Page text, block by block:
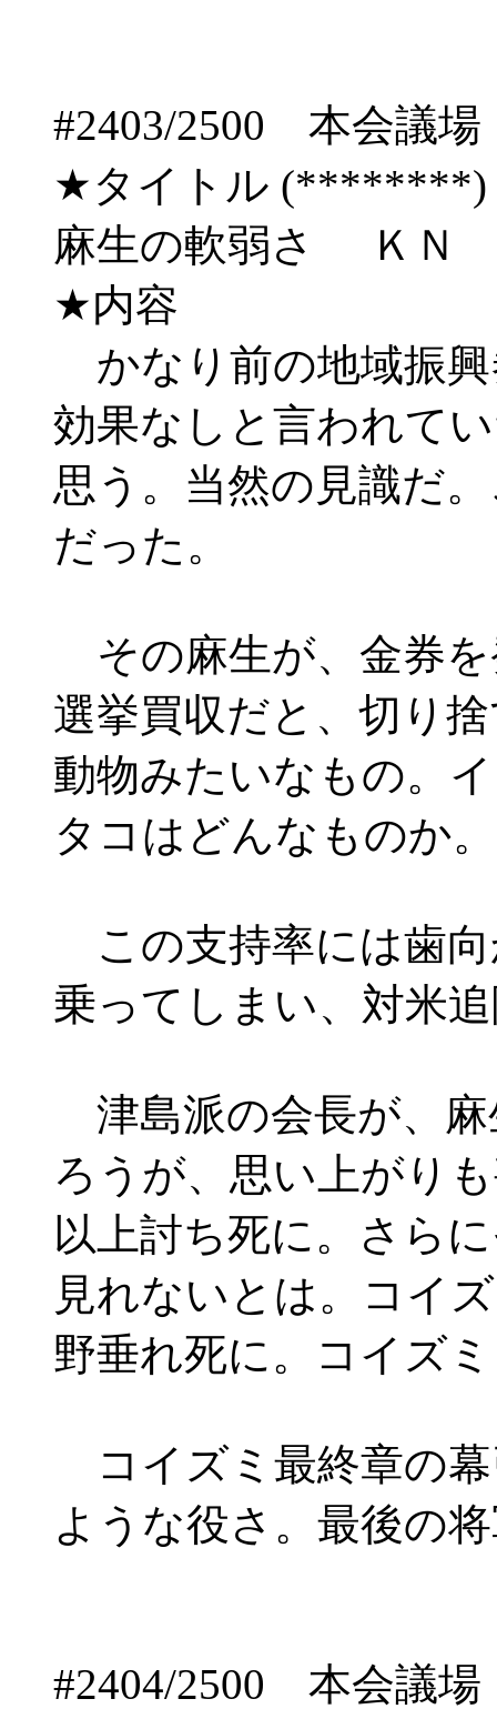
#2403/2500 本会議
★タイトル (********)
麻生の軟弱さ ＫＮ
★内容
かなり前の地域振興
効果なしと言われて
思う。当然の見識だ
だった。
その麻生が、金券を
選挙買収だと、切り
動物みたいなもの。
タコはどんなものか。
この支持率には歯
乗ってしまい、対米
津島派の会長が、麻
ろうが、思い上がり
以上討ち死に。さら
見れないとは。コイ
野垂れ死に。コイズ
コイズミ最終章の幕
ような役さ。最後の
#2404/2500 本会議